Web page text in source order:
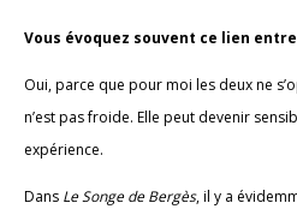
Vous évoquez souvent ce lien
Oui, parce que pour moi les deux ne
n’est pas froide. Elle peut devenir
expérience.
Dans Le Songe de Bergès, il y a